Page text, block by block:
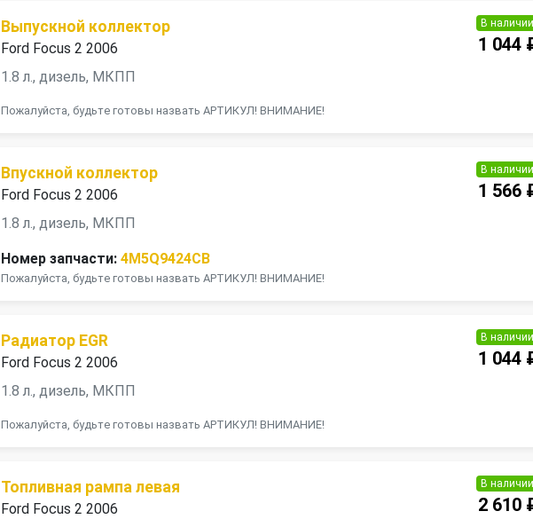
Выпускной коллектор
Ford Focus 2 2006
1.8 л., дизель, МКПП
Пожалуйста, будьте готовы назвать АРТИКУЛ! ВНИМАНИЕ!
В наличии
1 044
Впускной коллектор
Ford Focus 2 2006
1.8 л., дизель, МКПП
Номер запчасти: 4M5Q9424CB
Пожалуйста, будьте готовы назвать АРТИКУЛ! ВНИМАНИЕ!
В наличии
1 566
Радиатор EGR
Ford Focus 2 2006
1.8 л., дизель, МКПП
Пожалуйста, будьте готовы назвать АРТИКУЛ! ВНИМАНИЕ!
В наличии
1 044
Топливная рампа левая
Ford Focus 2 2006
В наличии
2 610